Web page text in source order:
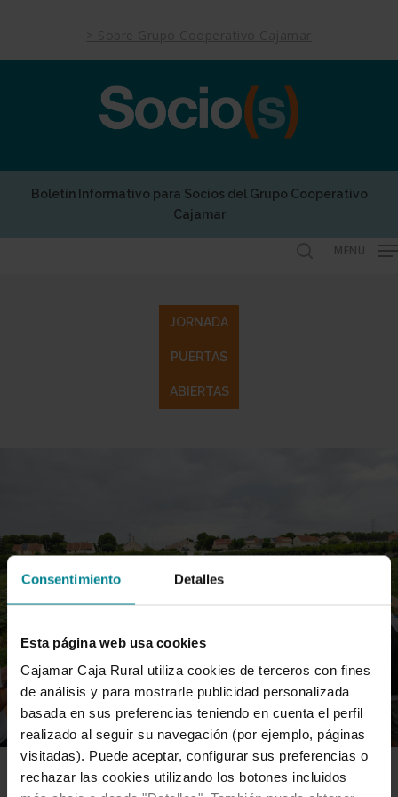
Consentimiento Detalles
Esta página web usa cookies
Cajamar Caja Rural utiliza cookies de terceros con fines
de análisis y para mostrarle publicidad personalizada
basada en sus preferencias teniendo en cuenta el perfil
realizado al seguir su navegación (por ejemplo, páginas
visitadas). Puede aceptar, configurar sus preferencias o
rechazar las cookies utilizando los botones incluidos
main
Boletín Informativo para Socios del Grupo Cooperativo
Cajamar
MENU
JORNADA
PUERTAS
ABIERTAS
ADN-AGRO